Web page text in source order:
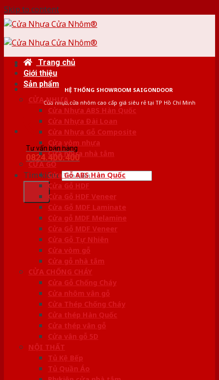
Skip to content
HỆ THỐNG SHOWROOM SAIGONDOOR
Cửa nhựa,cửa nhôm cao cấp giá siêu rẻ tại TP Hồ Chí Minh
Tư vấn bán hàng
0824.400.400
Tìm kiếm:
Trang chủ
Giới thiệu
Sản phẩm
CỬA NHỰA
Cửa Nhựa ABS Hàn Quốc
Cửa Nhựa Đài Loan
Cửa Nhựa Gỗ Composite
Cửa vòm nhựa
Cửa nhựa nhà tắm
CỬA GỖ
Cửa Gỗ ABS Hàn Quốc
Cửa Gỗ HDF
Cửa Gỗ HDF Veneer
Cửa Gỗ MDF Laminate
Cửa gỗ MDF Melamine
Cửa Gỗ MDF Veneer
Cửa Gỗ Tự Nhiên
Cửa vòm gỗ
Cửa gỗ nhà tắm
CỬA CHỐNG CHÁY
Cửa Gỗ Chống Cháy
Cửa nhôm vân gỗ
Cửa Thép Chống Cháy
Cửa thép Hàn Quốc
Cửa thép vân gỗ
Cửa vân gỗ 5D
NỘI THẤT
Tủ Kệ Bếp
Tủ Quần Áo